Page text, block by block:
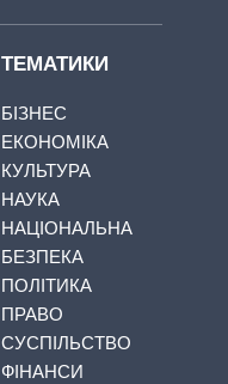
ТЕМАТИКИ
БІЗНЕС
ЕКОНОМІКА
КУЛЬТУРА
НАУКА
НАЦІОНАЛЬНА
БЕЗПЕКА
ПОЛІТИКА
ПРАВО
СУСПІЛЬСТВО
ФІНАНСИ